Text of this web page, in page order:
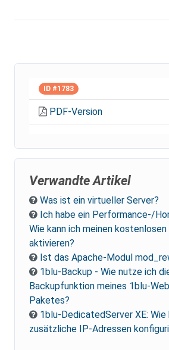
ID #1783
PDF-Version
Verwandte Artikel
Was ist ein virtueller Server?
Ich habe ein Performance-/
Wie kann ich meinen
aktivieren?
Ist das Apache-Modul
1blu-Backup - Wie nutze ich
Backupfunktion meines 1blu-
Paketes?
1blu-DedicatedServer XE: Wie
zusätzliche IP-Adressen